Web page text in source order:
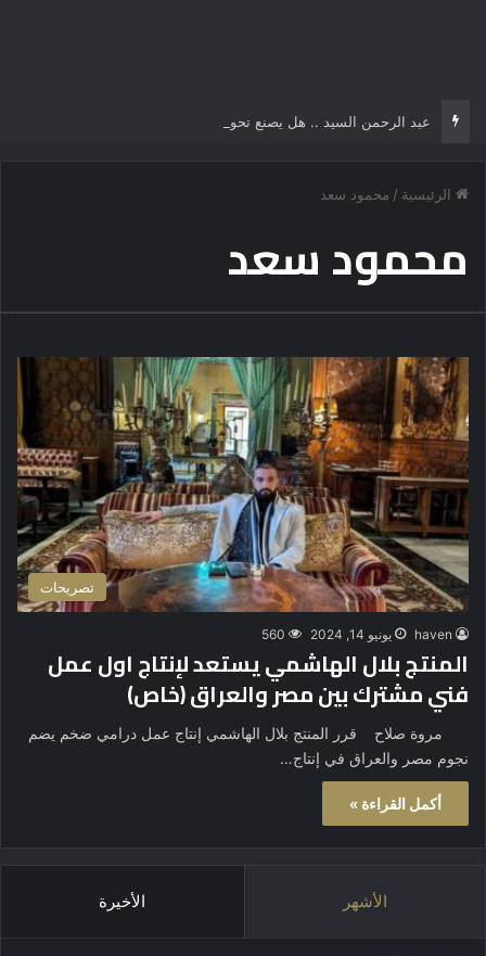
الرئيسية / محمود سعد
محمود سعد
تصريحات
haven يونيو 14, 2024 560
المنتج بلال الهاشمي يستعد لإنتاج اول عمل
فني مشترك بين مصر والعراق (خاص)
مروة صلاح قرر المنتج بلال الهاشمي إنتاج عمل درامي ضخم يضم
نجوم مصر والعراق في إنتاج…
أكمل القراءة »
الأشهر الأخيرة